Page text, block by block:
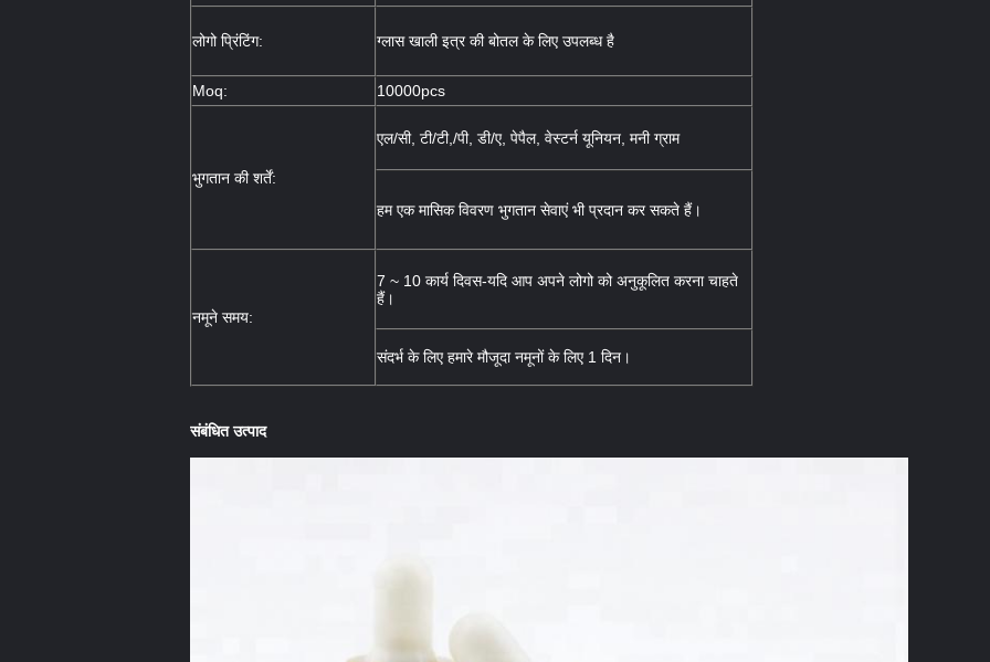
लोगो प्रिंटिंग: ग्लास खाली इत्र की बोतल के लिए उपलब्ध है
Moq: 10000pcs
भुगतान की शर्तें:
एल/सी, टी/टी,/पी, डी/ए, पेपैल, वेस्टर्न यूनियन, मनी ग्राम
हम एक मासिक विवरण भुगतान सेवाएं भी प्रदान कर सकते हैं।
नमूने समय:
7 ~ 10 कार्य दिवस-यदि आप अपने लोगो को अनुकूलित करना चाहते
हैं।
संदर्भ के लिए हमारे मौजूदा नमूनों के लिए 1 दिन।
संबंधित उत्पाद